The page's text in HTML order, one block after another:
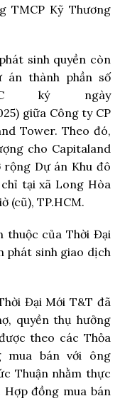
TMCP Kỹ Thương
sinh quyền còn
án thành phần số
CTC ký ngày
giữa Công ty CP
Tower. Theo đó,
cho Capitaland
Dự án Khu đô
tại xã Long Hòa
(cũ), TP.HCM.
thuộc của Thời Đại
phát sinh giao dịch
Đại Mới T&T đã
quyền thụ hưởng
theo các Thỏa
mua bán với ông
Thuận nhằm thực
Hợp đồng mua bán